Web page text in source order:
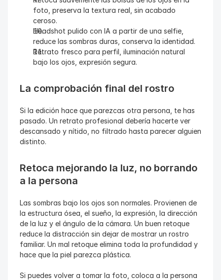
foto, preserva la textura real, sin acabado
ceroso.
Headshot pulido con IA a partir de una selfie,
reduce las sombras duras, conserva la identidad.
Retrato fresco para perfil, iluminación natural
bajo los ojos, expresión segura.
La comprobación final del rostro
Si la edición hace que parezcas otra persona, te has
pasado. Un retrato profesional debería hacerte ver
descansado y nítido, no filtrado hasta parecer alguien
distinto.
Retoca mejorando la luz, no borrando
a la persona
Las sombras bajo los ojos son normales. Provienen de
la estructura ósea, el sueño, la expresión, la dirección
de la luz y el ángulo de la cámara. Un buen retoque
reduce la distracción sin dejar de mostrar un rostro
familiar. Un mal retoque elimina toda la profundidad y
hace que la piel parezca plástica.
Si puedes volver a tomar la foto, coloca a la persona